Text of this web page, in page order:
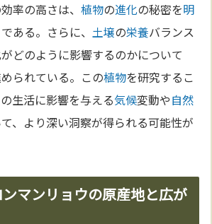
率の高さは、植物の進化の秘密を明
ある。さらに、土壌の栄養バランス
どのように影響するのかについて
られている。この植物を研究するこ
生活に影響を与える気候変動や自然
、より深い洞察が得られる可能性が
マンリョウの原産地と広が